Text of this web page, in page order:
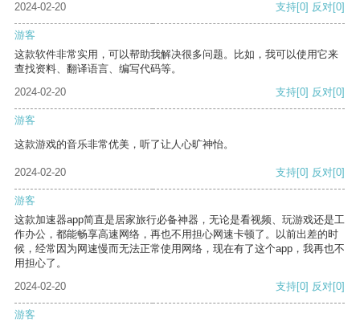
2024-02-20 支持[0] 反对[0]
游客
这款软件非常实用，可以帮助我解决很多问题。比如，我可以使用它来
查找资料、翻译语言、编写代码等。
2024-02-20
支持[0] 反对[0]
游客
这款游戏的音乐非常优美，听了让人心旷神怡。
2024-02-20 支持[0] 反对[0]
游客
这款加速器app简直是居家旅行必备神器，无论是看视频、玩游戏还是工
作办公，都能畅享高速网络，再也不用担心网速卡顿了。以前出差的时
候，经常因为网速慢而无法正常使用网络，现在有了这个app，我再也不
用担心了。
2024-02-20
支持[0] 反对[0]
游客